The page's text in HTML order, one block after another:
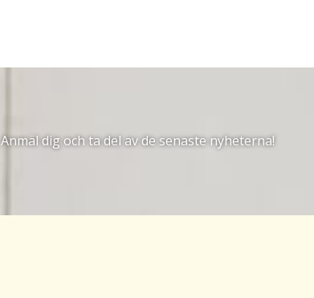
Anmäl dig och ta del av de senaste nyheterna!